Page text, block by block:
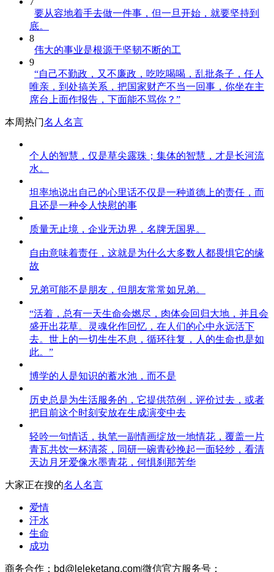
要从容地着手去做一件事，但一旦开始，就要坚持到
底。
8
伟大的事业是根源于坚韧不断的工
9
“自己不勤政，又不廉政，吃吃喝喝，乱批条子，任人
唯亲，到处搞关系，把国家财产不当一回事，你坐在主
席台上面作报告，下面能不骂你？”
本周热门名人名言
个人的智慧，仅是草尖露珠；集体的智慧，才是长河流
水。
坦率地说出自己的心里话不仅是一种道德上的责任，而
且还是一种令人快慰的事
质量无止境，企业无边界，名牌无国界。
自由意味着责任，这就是为什么大多数人都畏惧它的缘
故
兄弟可能不是朋友，但朋友常常如兄弟。
“活着，总有一天生命会燃尽，肉体会回归大地，并且会
盛开出花草。灵魂化作回忆，在人们的心中永远活下
去。世上的一切生生不息，循环往复，人的生命也是如
此。”
博学的人是知识的蓄水池，而不是
历史总是为生活服务的，它提供范例，评价过去，或者
把目前这个时刻安放在生成演变中去
轻吟一句情话，执笔一副情画绽放一地情花，覆盖一片
青瓦共饮一杯清茶，同研一碗青砂挽起一面轻纱，看清
天边月牙爱像水墨青花，何惧刹那芳华
大家正在搜的名人名言
爱情
汗水
生命
成功
商务合作： bd@leleketang.com|微信官方服务号：